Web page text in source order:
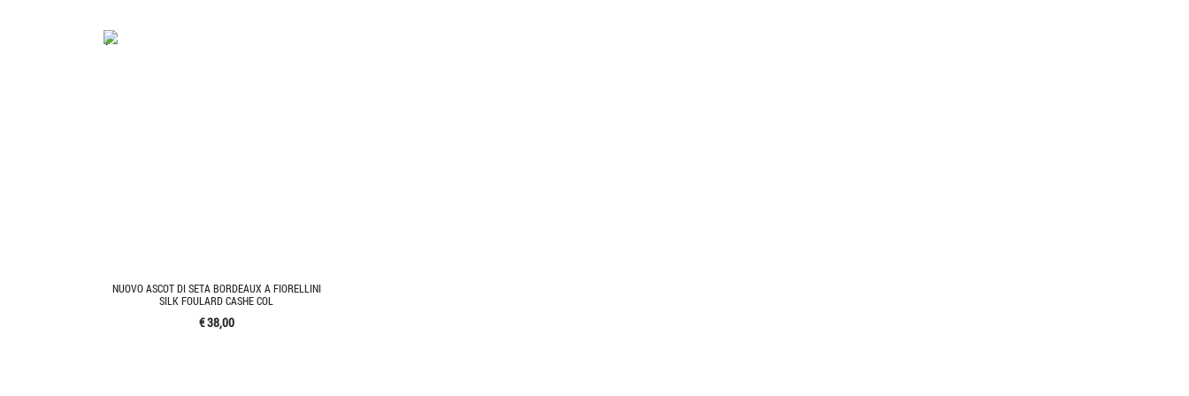
'.'
NUOVO ASCOT DI SETA BORDEAUX A FIORELLINI
SILK FOULARD CASHE COL
€ 38,00